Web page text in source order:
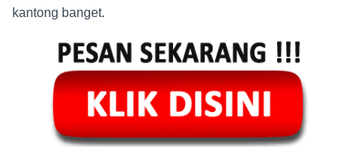
kantong banget.